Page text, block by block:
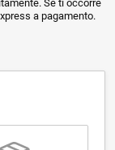
Se ti occorre
a pagamento.